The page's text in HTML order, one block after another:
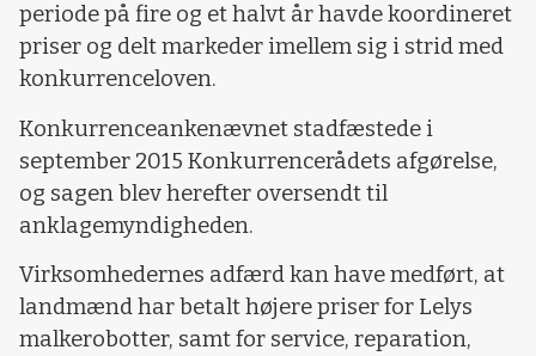
periode på fire og et halvt år havde koordineret
priser og delt markeder imellem sig i strid med
konkurrenceloven.
Konkurrenceankenævnet stadfæstede i
september 2015 Konkurrencerådets afgørelse,
og sagen blev herefter oversendt til
anklagemyndigheden.
Virksomhedernes adfærd kan have medført, at
landmænd har betalt højere priser for Lelys
malkerobotter, samt for service, reparation,